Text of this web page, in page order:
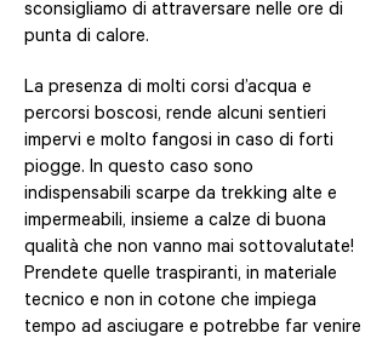
sconsigliamo di attraversare nelle ore di
punta di calore.
La presenza di molti corsi d’acqua e
percorsi boscosi, rende alcuni sentieri
impervi e molto fangosi in caso di forti
piogge. In questo caso sono
indispensabili scarpe da trekking alte e
impermeabili, insieme a calze di buona
qualità che non vanno mai sottovalutate!
Prendete quelle traspiranti, in materiale
tecnico e non in cotone che impiega
tempo ad asciugare e potrebbe far venire